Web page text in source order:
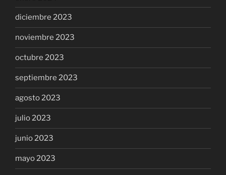
diciembre 2023
noviembre 2023
octubre 2023
septiembre 2023
agosto 2023
julio 2023
junio 2023
mayo 2023